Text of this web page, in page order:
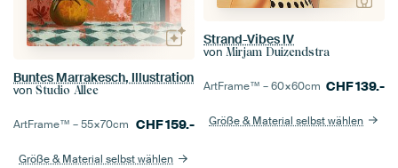
Buntes Marrakesch, Illustration
von Studio Allee
ArtFrame™ –55×70cm CHF159.-
Größe & Material selbst wählen
Strand-Vibes IV
von Mirjam Duizendstra
ArtFrame™ –60×60cm CHF139.-
Größe & Material selbst wählen